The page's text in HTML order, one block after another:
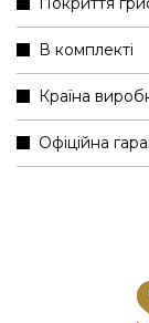
В комплекті
Країна
Офіційна